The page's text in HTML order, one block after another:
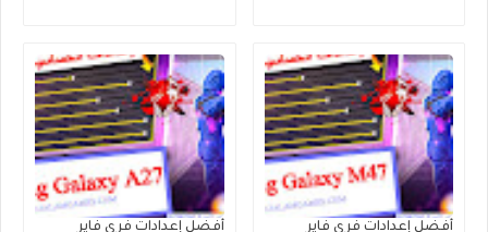
أفضل إعدادات فري فاير أفضل إعدادات فري فاير